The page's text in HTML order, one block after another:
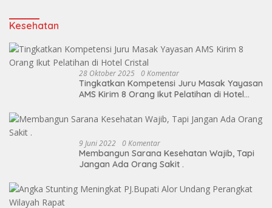
Kesehatan
28 Oktober 2025 0 Komentar
Tingkatkan Kompetensi Juru Masak Yayasan
AMS Kirim 8 Orang Ikut Pelatihan di Hotel
9 Juni 2022 0 Komentar
Membangun Sarana Kesehatan Wajib, Tapi
Jangan Ada Orang Sakit .